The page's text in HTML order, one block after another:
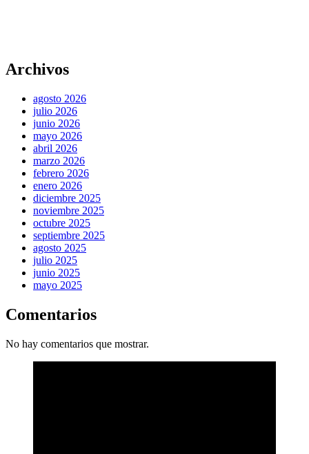
Archivos
agosto 2026
julio 2026
junio 2026
mayo 2026
abril 2026
marzo 2026
febrero 2026
enero 2026
diciembre 2025
noviembre 2025
octubre 2025
septiembre 2025
agosto 2025
julio 2025
junio 2025
mayo 2025
Comentarios
No hay comentarios que mostrar.